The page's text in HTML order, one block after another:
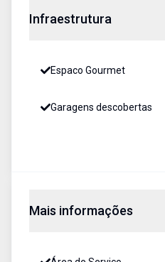
Infraestrutura
Espaco Gourmet
Garagens descobertas
Mais informações